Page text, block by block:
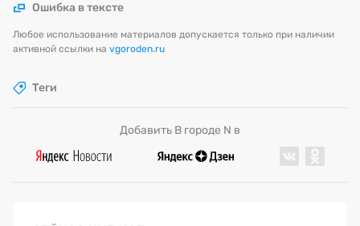
Ошибка в тексте
Любое использование материалов допускается только при наличии
активной ссылки на vgoroden.ru
Теги
Добавить В городе N в